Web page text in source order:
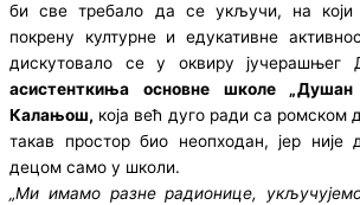
би све требало да се укључи, на
покрену културне и едукативне
дискутовало се у оквиру јучерашњег
асистенткиња основне школе „Душан
Калањош, која већ дуго ради са ромском
такав простор био неопходан, јер није
децом само у школи.
„Ми имамо разне радионице,